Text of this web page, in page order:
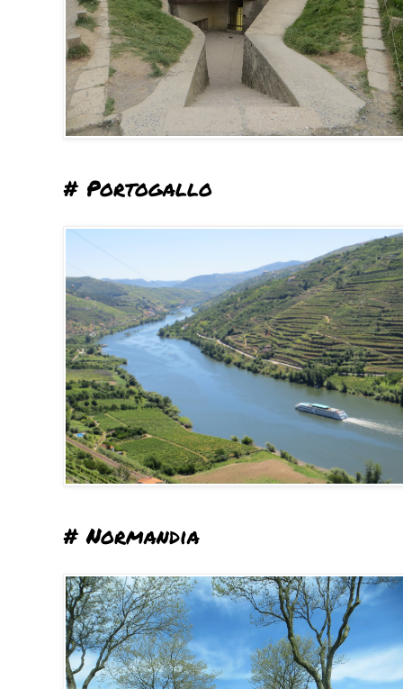
# Portogallo
# Normandia